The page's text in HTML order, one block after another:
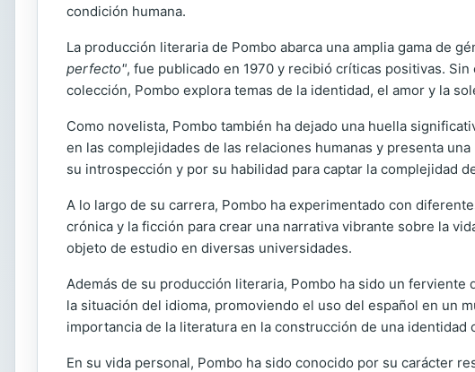
condición humana.
La producción literaria de Pombo abarca una amplia gama de
perfecto", fue publicado en 1970 y recibió críticas positivas.
colección, Pombo explora temas de la identidad, el amor y la
Como novelista, Pombo también ha dejado una huella
en las complejidades de las relaciones humanas y presenta
su introspección y por su habilidad para captar la complejidad
A lo largo de su carrera, Pombo ha experimentado con
crónica y la ficción para crear una narrativa vibrante sobre la
objeto de estudio en diversas universidades.
Además de su producción literaria, Pombo ha sido un
la situación del idioma, promoviendo el uso del español en un
importancia de la literatura en la construcción de una identidad
En su vida personal, Pombo ha sido conocido por su carácter